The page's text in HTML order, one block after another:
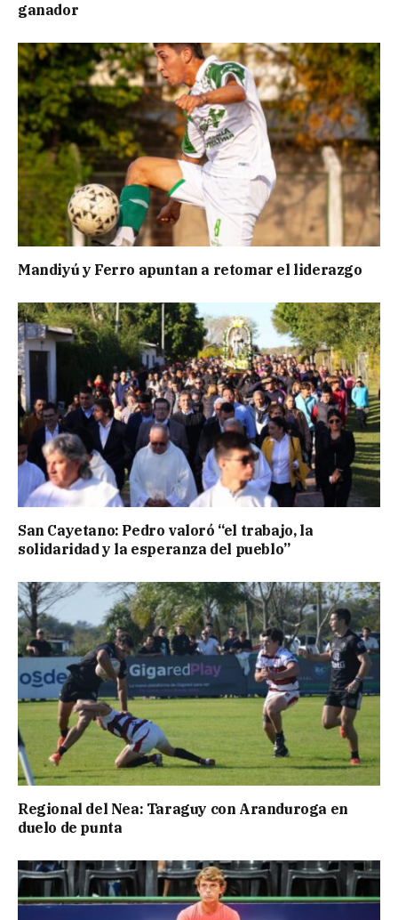
ganador
Mandiyú y Ferro apuntan a retomar el liderazgo
San Cayetano: Pedro valoró “el trabajo, la
solidaridad y la esperanza del pueblo”
Regional del Nea: Taraguy con Aranduroga en
duelo de punta